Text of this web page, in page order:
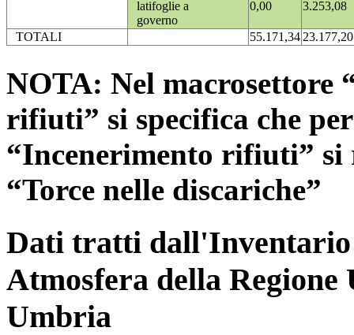
latifoglie a
governo
0,00 3.253,08
TOTALI 55.171,3423.177,20
NOTA: Nel macrosettore
rifiuti” si specifica che
“Incenerimento rifiuti”
“Torce nelle discariche”
Dati tratti dall'Inventario
Atmosfera della
Umbria